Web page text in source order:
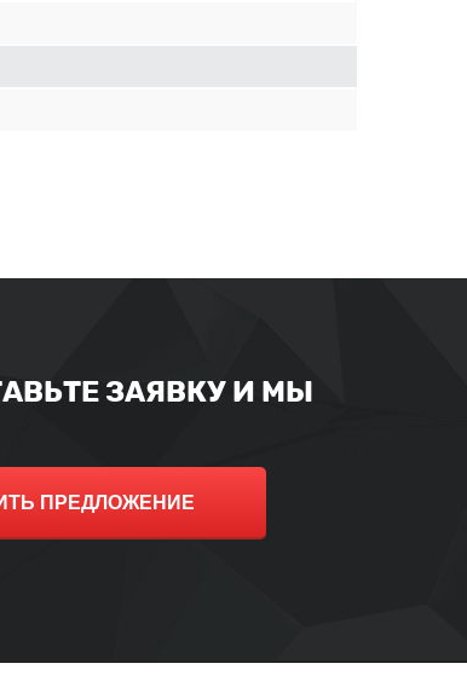
ЗАЯВКУ И МЫ
ПРЕДЛОЖЕНИЕ